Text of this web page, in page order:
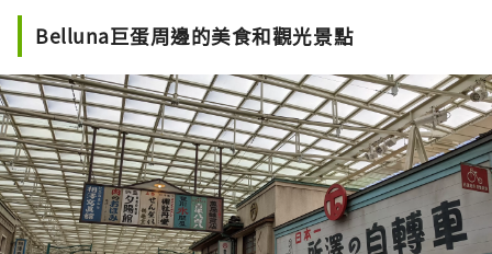
Belluna巨蛋周邊的美食和觀光景點